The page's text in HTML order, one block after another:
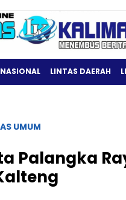
LINTAS DAERAH
UMUM
Palangka